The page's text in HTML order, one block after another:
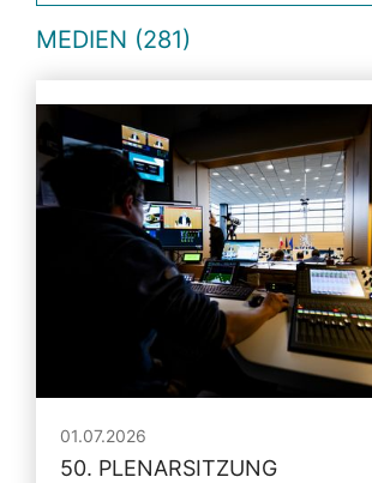
MEDIEN (281)
01.07.2026
50. PLENARSITZUNG